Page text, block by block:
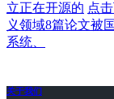
立正在开源的 点
义领域8篇论文被
系统、
关于我们